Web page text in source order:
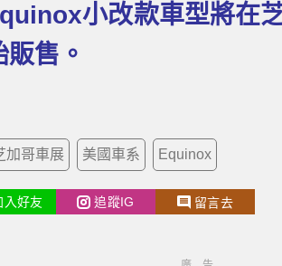
小改款車型將在
售。
加哥車展 美國車系 Equinox
入好友 追蹤IG 留言去